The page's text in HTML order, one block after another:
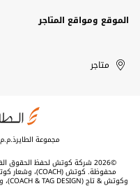
الموقع ومواقع المتاجر
United
Arab
Kuwait
الإمارات
العربية
الكويت
متاجر
مجموعة